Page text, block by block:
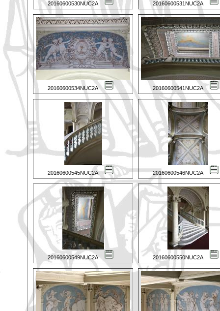
20160600530NUC2A 20160600531NUC2A
20160600534NUC2A 20160600541NUC2A
20160600545NUC2A 20160600546NUC2A
20160600549NUC2A 20160600550NUC2A